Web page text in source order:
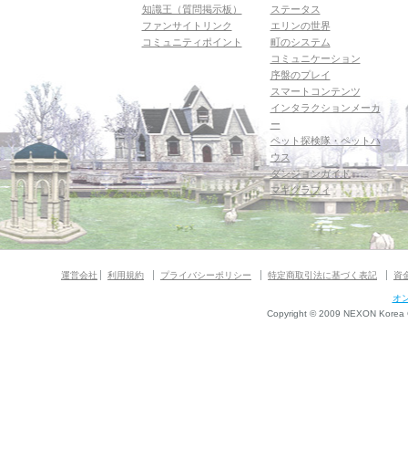
知識王（質問掲示板）
ファンサイトリンク
コミュニティポイント
ステータス
エリンの世界
町のシステム
コミュニケーション
序盤のプレイ
スマートコンテンツ
インタラクションメーカ
ー
ペット探検隊・ペットハ
ウス
ダンジョンガイド
マギグラフィ
運営会社 利用規約 プライバシーポリシー 特定商取引法に基づく表記 資
オ
Copyright © 2009 NEXON Korea